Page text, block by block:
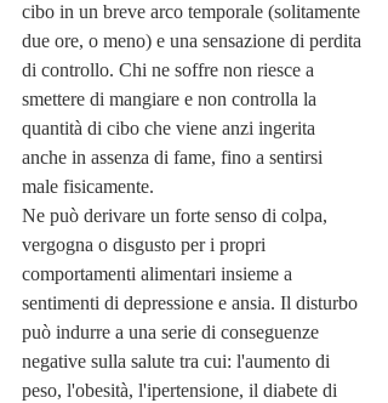
cibo in un breve arco temporale (solitamente
due ore, o meno) e una sensazione di perdita
di controllo. Chi ne soffre non riesce a
smettere di mangiare e non controlla la
quantità di cibo che viene anzi ingerita
anche in assenza di fame, fino a sentirsi
male fisicamente.
Ne può derivare un forte senso di colpa,
vergogna o disgusto per i propri
comportamenti alimentari insieme a
sentimenti di depressione e ansia. Il disturbo
può indurre a una serie di conseguenze
negative sulla salute tra cui: l'aumento di
peso, l'obesità, l'ipertensione, il diabete di